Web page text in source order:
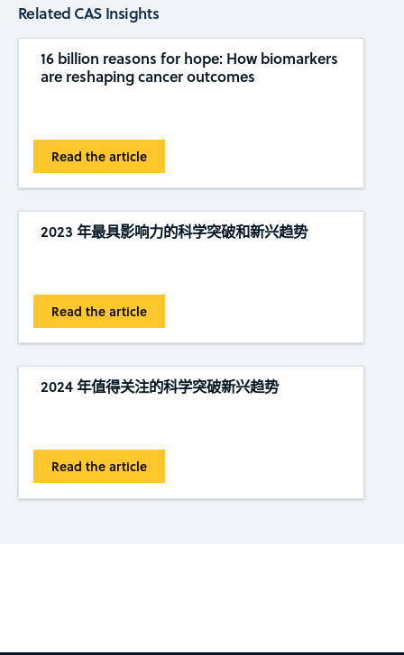
Related CAS Insights
16 billion reasons for hope: How biomarkers
are reshaping cancer outcomes
Read the article
2023 年最具影响力的科学突破和新兴趋势
Read the article
2024 年值得关注的科学突破新兴趋势
Read the article